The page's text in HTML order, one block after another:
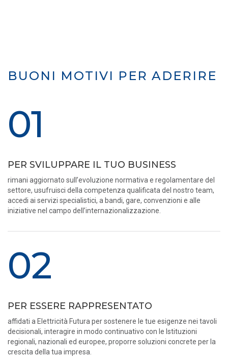
BUONI MOTIVI PER ADERIRE
01
PER SVILUPPARE IL TUO BUSINESS
rimani aggiornato sull’evoluzione normativa e regolamentare del
settore, usufruisci della competenza qualificata del nostro team,
accedi ai servizi specialistici, a bandi, gare, convenzioni e alle
iniziative nel campo dell’internazionalizzazione.
02
PER ESSERE RAPPRESENTATO
affidati a Elettricità Futura per sostenere le tue esigenze nei tavoli
decisionali, interagire in modo continuativo con le Istituzioni
regionali, nazionali ed europee, proporre soluzioni concrete per la
crescita della tua impresa.